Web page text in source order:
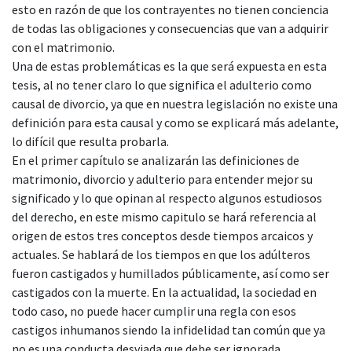
esto en razón de que los contrayentes no tienen conciencia
de todas las obligaciones y consecuencias que van a adquirir
con el matrimonio.
Una de estas problemáticas es la que será expuesta en esta
tesis, al no tener claro lo que significa el adulterio como
causal de divorcio, ya que en nuestra legislación no existe una
definición para esta causal y como se explicará más adelante,
lo difícil que resulta probarla.
En el primer capítulo se analizarán las definiciones de
matrimonio, divorcio y adulterio para entender mejor su
significado y lo que opinan al respecto algunos estudiosos
del derecho, en este mismo capitulo se hará referencia al
origen de estos tres conceptos desde tiempos arcaicos y
actuales. Se hablará de los tiempos en que los adúlteros
fueron castigados y humillados públicamente, así como ser
castigados con la muerte. En la actualidad, la sociedad en
todo caso, no puede hacer cumplir una regla con esos
castigos inhumanos siendo la infidelidad tan común que ya